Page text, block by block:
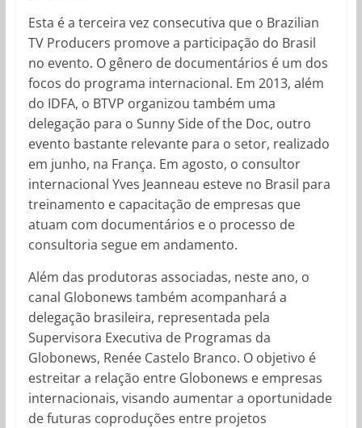
Esta é a terceira vez consecutiva que o Brazilian
TV Producers promove a participação do Brasil
no evento. O gênero de documentários é um dos
focos do programa internacional. Em 2013, além
do IDFA, o BTVP organizou também uma
delegação para o Sunny Side of the Doc, outro
evento bastante relevante para o setor, realizado
em junho, na França. Em agosto, o consultor
internacional Yves Jeanneau esteve no Brasil para
treinamento e capacitação de empresas que
atuam com documentários e o processo de
consultoria segue em andamento.
Além das produtoras associadas, neste ano, o
canal Globonews também acompanhará a
delegação brasileira, representada pela
Supervisora Executiva de Programas da
Globonews, Renée Castelo Branco. O objetivo é
estreitar a relação entre Globonews e empresas
internacionais, visando aumentar a oportunidade
de futuras coproduções entre projetos